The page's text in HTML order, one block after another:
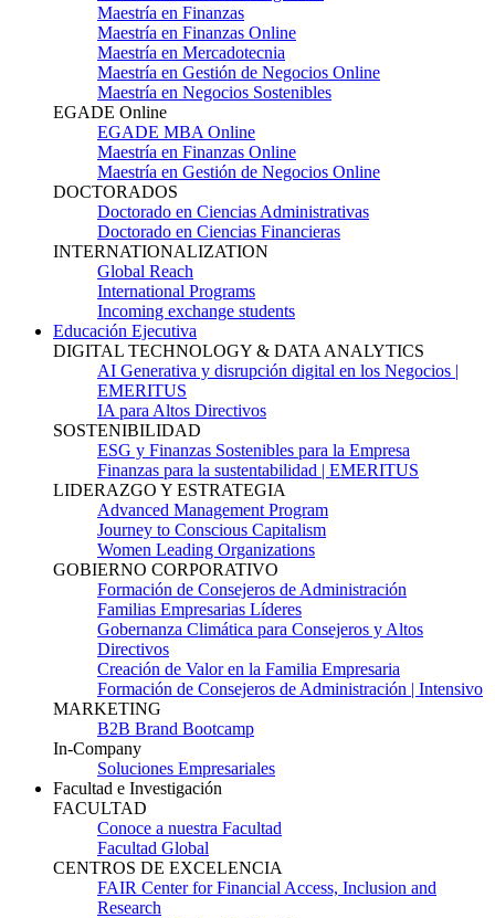
Maestría en Finanzas
Maestría en Finanzas Online
Maestría en Mercadotecnia
Maestría en Gestión de Negocios Online
Maestría en Negocios Sostenibles
EGADE Online
EGADE MBA Online
Maestría en Finanzas Online
Maestría en Gestión de Negocios Online
DOCTORADOS
Doctorado en Ciencias Administrativas
Doctorado en Ciencias Financieras
INTERNATIONALIZATION
Global Reach
International Programs
Incoming exchange students
Educación Ejecutiva
DIGITAL TECHNOLOGY & DATA ANALYTICS
AI Generativa y disrupción digital en los Negocios |
EMERITUS
IA para Altos Directivos
SOSTENIBILIDAD
ESG y Finanzas Sostenibles para la Empresa
Finanzas para la sustentabilidad | EMERITUS
LIDERAZGO Y ESTRATEGIA
Advanced Management Program
Journey to Conscious Capitalism
Women Leading Organizations
GOBIERNO CORPORATIVO
Formación de Consejeros de Administración
Familias Empresarias Líderes
Gobernanza Climática para Consejeros y Altos
Directivos
Creación de Valor en la Familia Empresaria
Formación de Consejeros de Administración | Intensivo
MARKETING
B2B Brand Bootcamp
In-Company
Soluciones Empresariales
Facultad e Investigación
FACULTAD
Conoce a nuestra Facultad
Facultad Global
CENTROS DE EXCELENCIA
FAIR Center for Financial Access, Inclusion and
Research